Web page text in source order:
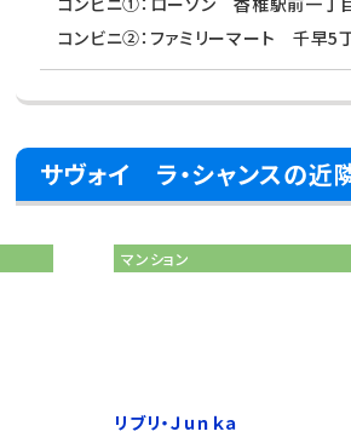
コンビニ②：ファミリーマート 千早
サヴォイ ラ・シャンスの近
マンション
リブリ・Ｊｕｎｋａ